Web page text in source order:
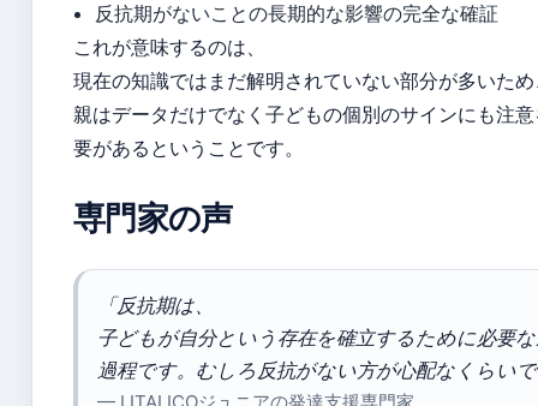
反抗期がないことの長期的な影響の完全な確証
これが意味するのは、
現在の知識ではまだ解明されていない部分が多いた
親はデータだけでなく子どもの個別のサインにも注
要があるということです。
専門家の声
「反抗期は、
子どもが自分という存在を確立するために必要
過程です。むしろ反抗がない方が心配なくらい